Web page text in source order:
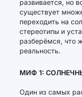
развивается, но
существует
переходить на
стереотипы и
разберёмся, что
реальность.
МИФ 1:
Один из самых